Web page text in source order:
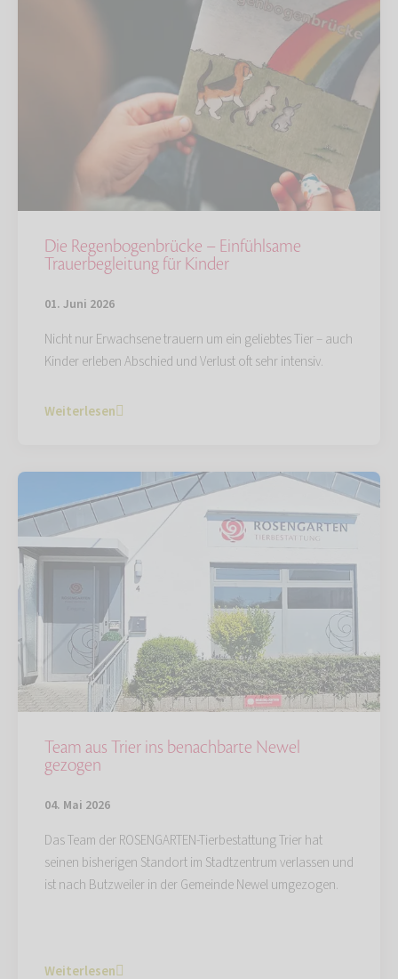
Die Regenbogenbrücke – Einfühlsame
Trauerbegleitung für Kinder
01. Juni 2026
Nicht nur Erwachsene trauern um ein geliebtes Tier – auch
Kinder erleben Abschied und Verlust oft sehr intensiv.
Weiterlesen
Team aus Trier ins benachbarte Newel
gezogen
04. Mai 2026
Das Team der ROSENGARTEN-Tierbestattung Trier hat
seinen bisherigen Standort im Stadtzentrum verlassen und
ist nach Butzweiler in der Gemeinde Newel umgezogen.
Weiterlesen